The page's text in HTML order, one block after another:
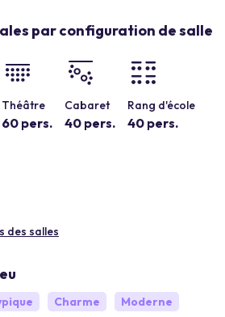
par configuration de salle
Théâtre
60 pers.
Cabaret
40 pers.
Rang d'école
40 pers.
des salles
Charme
Moderne